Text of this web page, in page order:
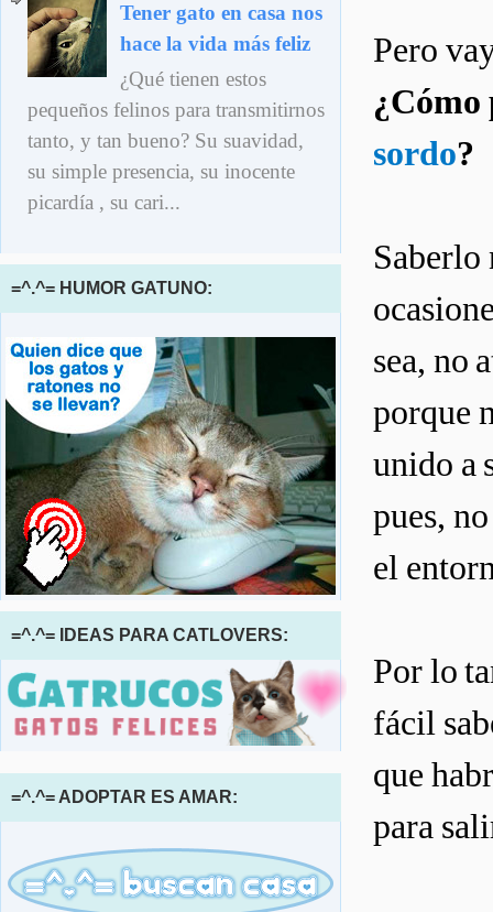
Pero
¿Cómo
sordo?
Saberlo
sea, no
porque
unido a
pues,
el
Por lo
fácil
que
para
Tener gato en casa nos
hace la vida más feliz
¿Qué tienen estos
pequeños felinos para transmitirnos
tanto, y tan bueno? Su suavidad,
su simple presencia, su inocente
picardía , su cari...
=^.^= HUMOR GATUNO:
=^.^= IDEAS PARA CATLOVERS:
=^.^= ADOPTAR ES AMAR: